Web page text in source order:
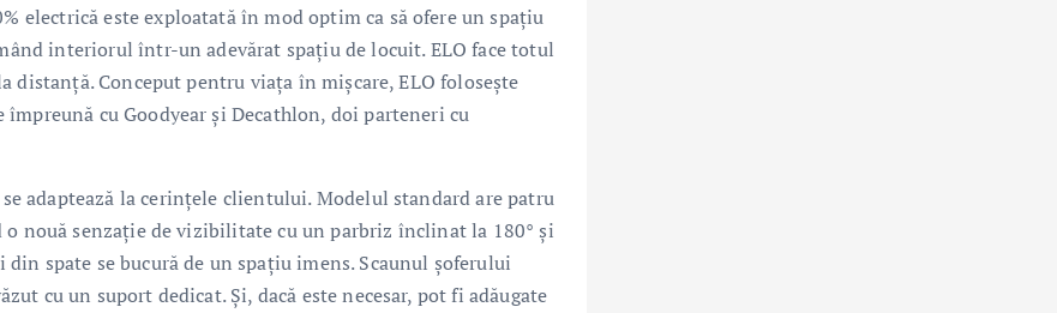
electrică este exploatată în mod optim ca să ofere un spațiu
interiorul într-un adevărat spațiu de locuit. ELO face totul
Conceput pentru viața în mișcare, ELO folosește
cu Goodyear și Decathlon, doi parteneri cu
adaptează la cerințele clientului. Modelul standard are patru
nouă senzație de vizibilitate cu un parbriz înclinat la 180° și
spate se bucură de un spațiu imens. Scaunul șoferului
cu un suport dedicat. Și, dacă este necesar, pot fi adăugate